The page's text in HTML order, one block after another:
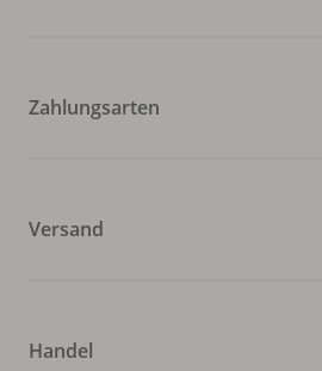
Zahlungsarten
Versand
Handel